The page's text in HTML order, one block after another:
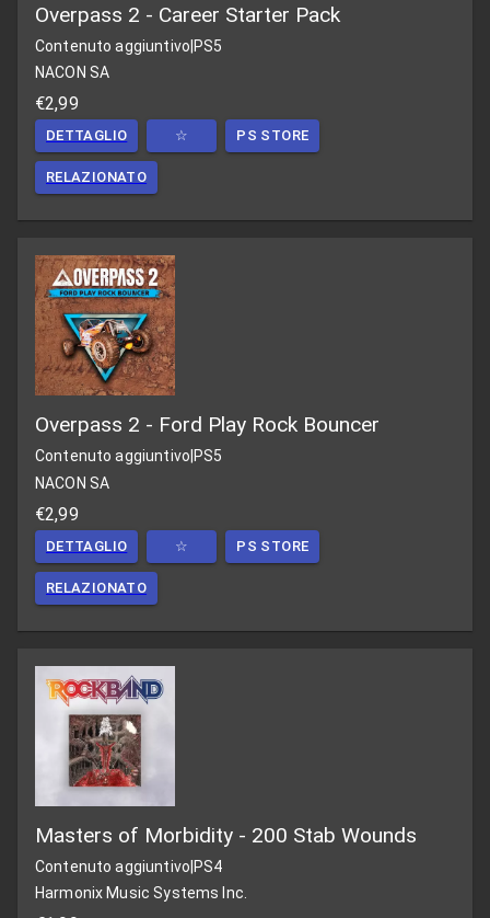
Overpass 2 - Career Starter Pack
Contenuto aggiuntivo|PS5
NACON SA
€2,99
DETTAGLIO ☆ PS STORE
RELAZIONATO
Overpass 2 - Ford Play Rock Bouncer
Contenuto aggiuntivo PS5
NACON SA
€2,99
DETTAGLIO ☆ PS STORE
RELAZIONATO
Masters of Morbidity - 200 Stab Wounds
Contenuto aggiuntivo|PS4
Harmonix Music Systems Inc.